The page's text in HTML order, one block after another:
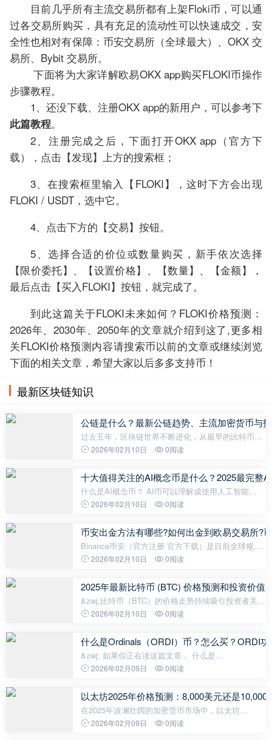
目前几乎所有主流交易所都有上架Floki币，可以通
过各交易所购买，具有充足的流动性可以快速成交，安
全性也相对有保障：币安交易所（全球最大）、OKX 交
易所、Bybit 交易所。
下面将为大家详解欧易OKX app购买FLOKI币操作
步骤教程。
1、还没下载、注册OKX app的新用户，可以参考下
此篇教程。
2、注册完成之后，下面打开OKX app（官方下
载），点击【发现】上方的搜索框；
3、在搜索框里输入【FLOKI】，这时下方会出现
FLOKI / USDT，选中它。
4、点击下方的【交易】按钮。
5、选择合适的价位或数量购买，新手依次选择
【限价委托】、【设置价格】、【数量】、【金额】，
最后点击【买入FLOKI】按钮，就完成了。
到此这篇关于FLOKI未来如何？FLOKI价格预测：
2026年、2030年、2050年的文章就介绍到这了,更多相
关FLOKI价格预测内容请搜索币以前的文章或继续浏览
下面的相关文章，希望大家以后多多支持币！
最新区块链知识
公链是什么？最新公链趋势、主流加密货币与
过去五年，区块链世界不断进化，从最早的比特币单
链系统、到以太坊开创智能合约、再到如今的多链与
Blockchain） 依然是整个加密产业的内
2026年02月10日 0阅读
十大值得关注的AI概念币是什么？2025最完整
什么是AI概念币？ AI币可以理解成使用人工智能
（AI）服务时要支付的虚拟货币。 由于大家都会预
成在一起，因此预计会有一个统一的货币
2026年02月10日 0阅读
币安出金方法有哪些?如何出金到欧易交易所?
Binance币安（官方注册 官方下载）是目前全球规模
最大的加密货币交易所，全球有超过2亿用户使用，
式，包括转移到其他法币交易所、直接
2026年02月10日 0阅读
2025年最新比特币 (BTC) 价格预测和投资价值
&zwj;比特币（BTC）的价格走势持续吸引投资者关
注。截至2025年10月，BTC价格为110,890.27
MACD指标在-2,183.54处呈现看跌信号，但长期上
2026年02月10日 0阅读
什么是Ordinals（ORDI）币？怎么买？ORDI
&zwj; 如果你正在读这篇文章， 什么是
ORDI（Ordinals）？我想了解它的功能。
们的未来前景。如何购买 ORDI（Ordinals）？我想知
道哪些交易所可以
2026年02月09日 0阅读
以太坊2025年价格预测：8,000美元还是10,000
在2025年波澜壮阔的加密货币市场中，以太坊
（ETH）展现出令人瞩目的韧性。经历了10月初的剧
2026年02月09日 0阅读